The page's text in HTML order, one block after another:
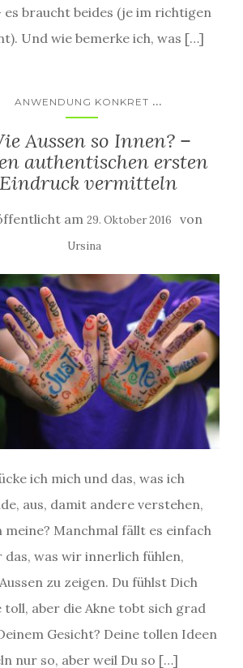
es braucht beides (je im richtigen
Und wie bemerke ich, was […]
ANWENDUNG KONKRET ...
Aussen so Innen? –
authentischen ersten
Eindruck vermitteln
am 29. Oktober 2016 von
Ursina
ich mich und das, was ich
aus, damit andere verstehen,
meine? Manchmal fällt es einfach
das, was wir innerlich fühlen,
zu zeigen. Du fühlst Dich
toll, aber die Akne tobt sich grad
Gesicht? Deine tollen Ideen
nur so, aber weil Du so […]